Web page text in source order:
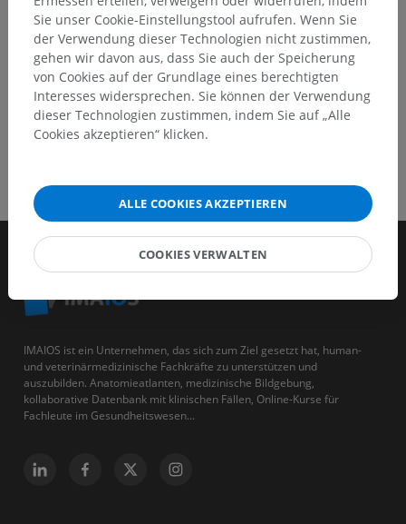
HOLE SIE SICH DIE APP
IMAIOS ist ein Unternehmen, das sich zum Ziel gesetzt hat, human-
und veterinärmedizinische Fachkräfte zu unterstützen und
auszubilden. Anatomieatlanten, medizinische Bildgebung,
kollaborative Datenbank mit klinischen Fällen, Online-Kurse für
Fachleute im Gesundheitswesen...
Sie unser Cookie-Einstellungstool aufrufen. Wenn Sie
der Verwendung dieser Technologien nicht zustimmen,
gehen wir davon aus, dass Sie auch der Speicherung
von Cookies auf der Grundlage eines berechtigten
Interesses widersprechen. Sie können der Verwendung
dieser Technologien zustimmen, indem Sie auf „Alle
Cookies akzeptieren“ klicken.
ALLE COOKIES AKZEPTIEREN
COOKIES VERWALTEN